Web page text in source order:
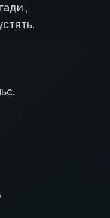
,